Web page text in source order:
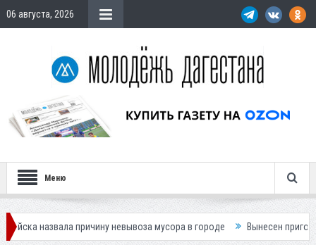
06 августа, 2026
Меню
причину невывоза мусора в городе Вынесен приговор по делу о